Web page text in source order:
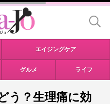
エイジングケア
グルメ ライフ
う？生理痛に効